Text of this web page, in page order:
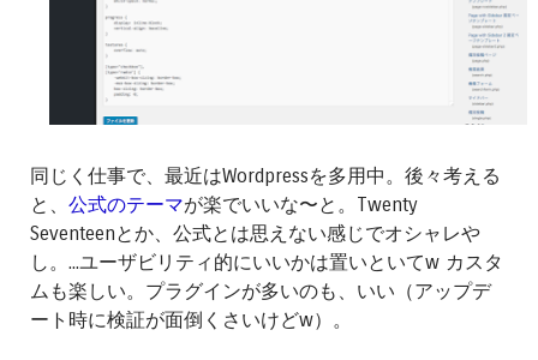
同じく仕事で、最近はWordpressを多用中。後々考える
と、 公式のテーマが楽でいいな〜と。Twenty
Seventeenとか、公式とは思えない感じでオシャレや
し。...ユーザビリティ的にいいかは置いといてw カスタ
ムも楽しい。プラグインが多いのも、いい（アップデ
ート時に検証が面倒くさいけどw）。